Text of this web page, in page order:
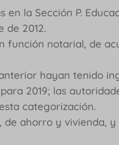
la Sección P.
de 2012.
función notarial, de
hayan tenido
para 2019; las
categorización.
de ahorro y vivienda,